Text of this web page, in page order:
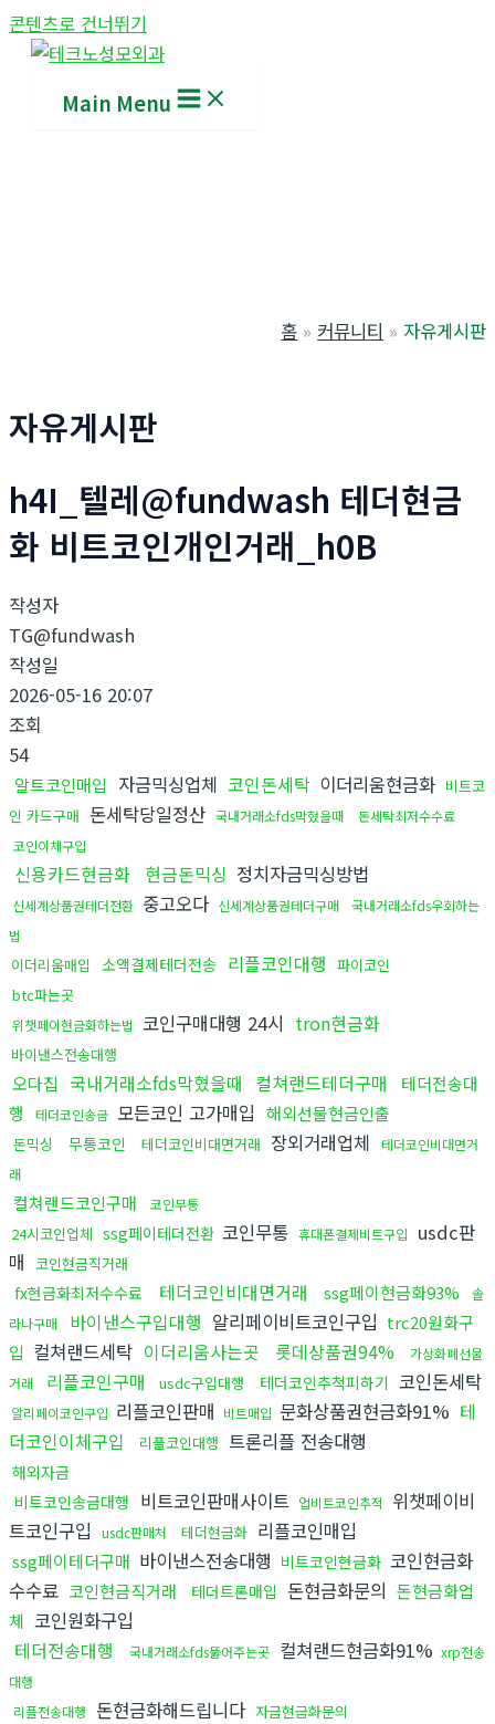
콘텐츠로 건너뛰기
Main Menu
홈 커뮤니티 자유게시판
자유게시판
h4I_텔레@fundwash 테더현금
화 비트코인개인거래_h0B
작성자
TG@fundwash
작성일
2026-05-16 20:07
조회
54
알트코인매입 자금믹싱업체 코인돈세탁 이더리움현금화 비트코
인 카드구매 돈세탁당일정산 국내거래소fds막혔을때
돈세탁최저수수료
코인이체구입
신용카드현금화 현금돈믹싱 정치자금믹싱방법
신세계상품권테더전환 중고오다 신세계상품권테더구매
국내거래소fds우회하는
법
이더리움매입 소액결제테더전송 리플코인대행 파이코인
btc파는곳
위챗페이현금화하는법 코인구매대행 24시 tron현금화
바이낸스전송대행
오다집 국내거래소fds막혔을때 컬쳐랜드테더구매
테더전송대
행
테더코인송금 모든코인 고가매입 해외선물현금인출
돈믹싱 무통코인 테더코인비대면거래 장외거래업체
테더코인비대면거
래
컬쳐랜드코인구매 코인무통
24시코인업체 ssg페이테더전환 코인무통 휴대폰결제비트구입
usdc판
매 코인현금직거래
fx현금화최저수수료 테더코인비대면거래 ssg페이현금화93%
솔
라나구매
바이낸스구입대행 알리페이비트코인구입 trc20원화구
입 컬쳐랜드세탁 이더리움사는곳 롯데상품권94%
가상화폐선물
거래
리플코인구매 usdc구입대행 테더코인추척피하기 코인돈세탁
알리페이코인구입 리플코인판매 비트매입 문화상품권현금화91% 테
더코인이체구입
리플코인대행 트론리플 전송대행
해외자금
비트코인송금대행 비트코인판매사이트 업비트코인추적
위챗페이비
트코인구입
usdc판매처 테더현금화 리플코인매입
ssg페이테더구매 바이낸스전송대행 비트코인현금화 코인현금화
수수료 코인현금직거래 테더트론매입 돈현금화문의 돈현금화업
체 코인원화구입
테더전송대행
국내거래소fds뚫어주는곳 컬쳐랜드현금화91% xrp전송
대행
리플전송대행
돈현금화해드립니다 자금현금화문의